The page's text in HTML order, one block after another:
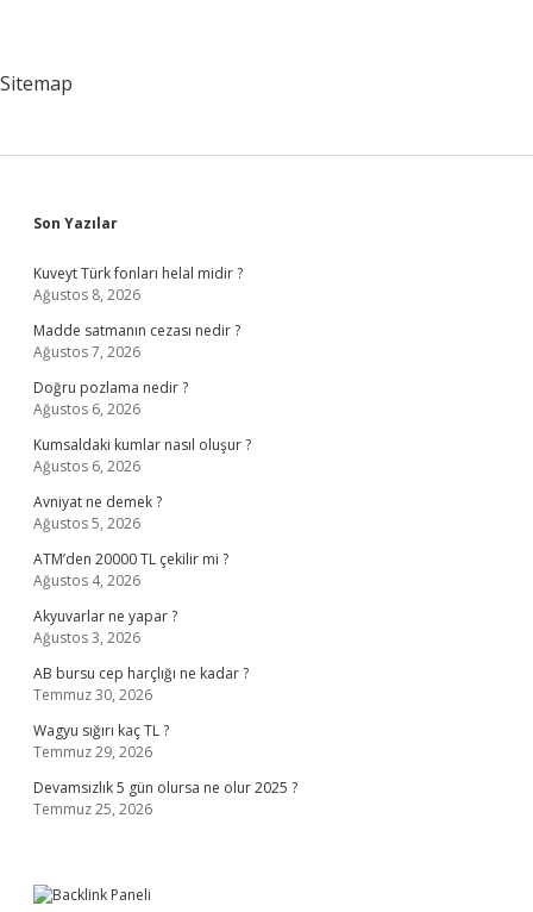
Sitemap
Sidebar
Son Yazılar
Kuveyt Türk fonları helal midir ?
Ağustos 8, 2026
Madde satmanın cezası nedir ?
Ağustos 7, 2026
Doğru pozlama nedir ?
Ağustos 6, 2026
Kumsaldaki kumlar nasıl oluşur ?
Ağustos 6, 2026
Avniyat ne demek ?
Ağustos 5, 2026
ATM’den 20000 TL çekilir mi ?
Ağustos 4, 2026
Akyuvarlar ne yapar ?
Ağustos 3, 2026
AB bursu cep harçlığı ne kadar ?
Temmuz 30, 2026
Wagyu sığırı kaç TL ?
Temmuz 29, 2026
Devamsızlık 5 gün olursa ne olur 2025 ?
Temmuz 25, 2026